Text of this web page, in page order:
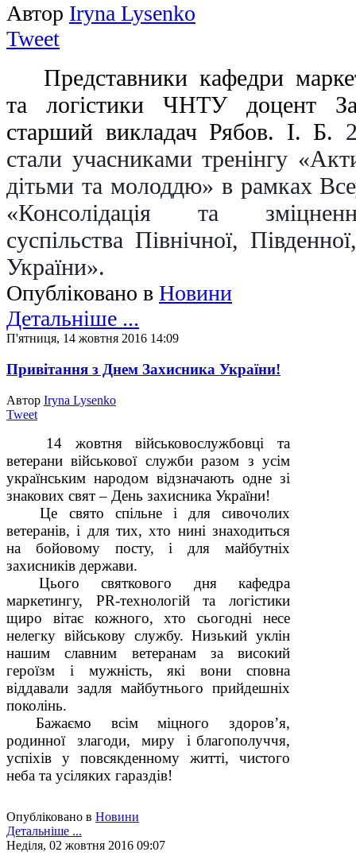
Автор Iryna Lysenko
Tweet
Представники кафедри
та логістики ЧНТУ доцент
старший викладач Рябов. І. Б.
стали учасниками тренінгу
дітьми та молоддю» в рамках
«Консолідація та
суспільства Північної,
України».
Опубліковано в Новини
Детальніше ...
П'ятниця, 14 жовтня 2016 14:09
Привітання з Днем Захисника України!
Автор Iryna Lysenko
Tweet
14 жовтня військовослужбовці та
ветерани військової служби разом з усім
українським народом відзначають одне зі
знакових свят – День захисника України!
Це свято спільне і для сивочолих
ветеранів, і для тих, хто нині знаходиться
на бойовому посту, і для майбутніх
захисників держави.
Цього святкового дня кафедра
маркетингу, PR-технологій та логістики
щиро вітає кожного, хто сьогодні несе
нелегку військову службу. Низький уклін
нашим славним ветеранам за високий
героїзм і мужність, які вони сповна
віддавали задля майбутнього прийдешніх
поколінь.
Бажаємо всім міцного здоров’я,
родинної злагоди, миру і благополуччя,
успіхів у повсякденному житті, чистого
неба та усіляких гараздів!
Опубліковано в Новини
Детальніше ...
Неділя, 02 жовтня 2016 09:07